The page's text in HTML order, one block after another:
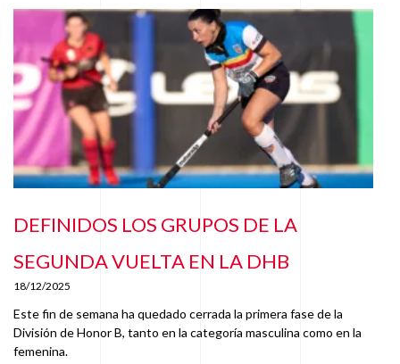
DEFINIDOS LOS GRUPOS DE LA
SEGUNDA VUELTA EN LA DHB
18/12/2025
Este fin de semana ha quedado cerrada la primera fase de la
División de Honor B, tanto en la categoría masculina como en la
femenina.